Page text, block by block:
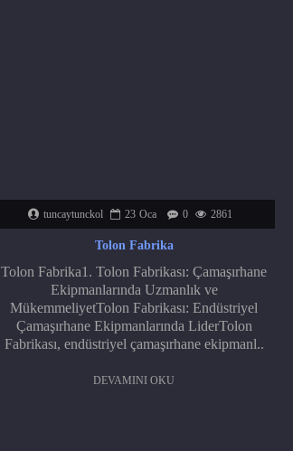
tuncaytunckol 23 Oca 0 2861
Tolon Fabrika
Tolon Fabrika1. Tolon Fabrikası: Çamaşırhane
Ekipmanlarında Uzmanlık ve
MükemmeliyetTolon Fabrikası: Endüstriyel
Çamaşırhane Ekipmanlarında LiderTolon
Fabrikası, endüstriyel çamaşırhane ekipmanl..
DEVAMINI OKU